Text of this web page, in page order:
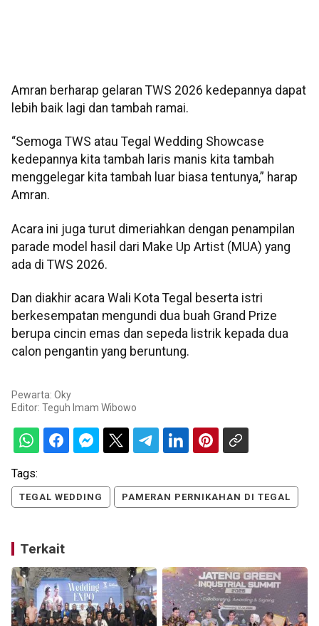
Amran berharap gelaran TWS 2026 kedepannya dapat
lebih baik lagi dan tambah ramai.
“Semoga TWS atau Tegal Wedding Showcase
kedepannya kita tambah laris manis kita tambah
menggelegar kita tambah luar biasa tentunya,” harap
Amran.
Acara ini juga turut dimeriahkan dengan penampilan
parade model hasil dari Make Up Artist (MUA) yang
ada di TWS 2026.
Dan diakhir acara Wali Kota Tegal beserta istri
berkesempatan mengundi dua buah Grand Prize
berupa cincin emas dan sepeda listrik kepada dua
calon pengantin yang beruntung.
Pewarta: Oky
Editor: Teguh Imam Wibowo
Tags:
TEGAL WEDDING PAMERAN PERNIKAHAN DI TEGAL
Terkait